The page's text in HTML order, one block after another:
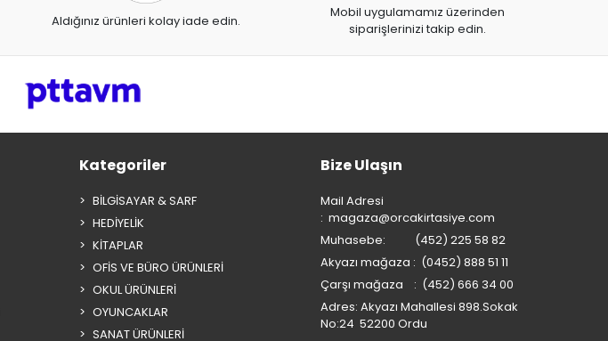
Aldığınız ürünleri kolay iade edin.
Mobil uygulamamız üzerinden
siparişlerinizi takip edin.
Kategoriler
BİLGİSAYAR & SARF
HEDİYELİK
KİTAPLAR
OFİS VE BÜRO ÜRÜNLERİ
OKUL ÜRÜNLERİ
OYUNCAKLAR
SANAT ÜRÜNLERİ
Bize Ulaşın
Mail Adresi
: magaza@orcakirtasiye.com
Muhasebe: (452) 225 58 82
Akyazı mağaza : (0452) 888 51 11
Çarşı mağaza : (452) 666 34 00
Adres: Akyazı Mahallesi 898.Sokak
No:24 52200 Ordu